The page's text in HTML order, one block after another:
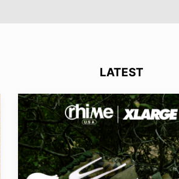
LATEST